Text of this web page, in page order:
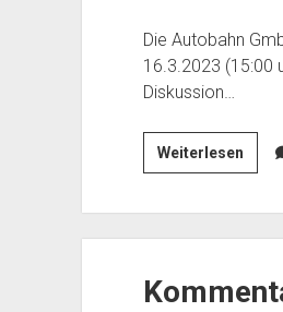
c
e
o
o
k
tt
er
Die Autobahn
16.3.2023 (15:00
Diskussion…
Weiterlesen
der